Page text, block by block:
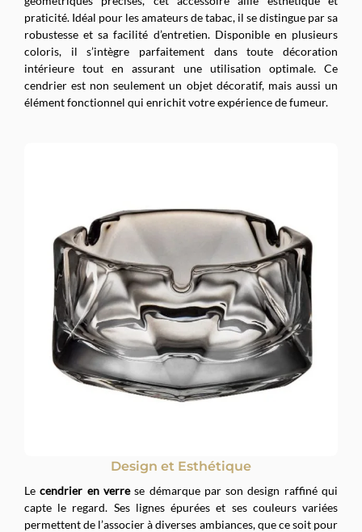
praticité. Idéal pour les amateurs de tabac, il se distingue par sa
robustesse et sa facilité d’entretien. Disponible en plusieurs
coloris, il s’intègre parfaitement dans toute décoration
intérieure tout en assurant une utilisation optimale. Ce
cendrier est non seulement un objet décoratif, mais aussi un
élément fonctionnel qui enrichit votre expérience de fumeur.
Design et Esthétique
Lecendrier en verrese démarque par son design raffiné qui
capte le regard. Ses lignes épurées et ses couleurs variées
permettent de l’associer à diverses ambiances, que ce soit pour